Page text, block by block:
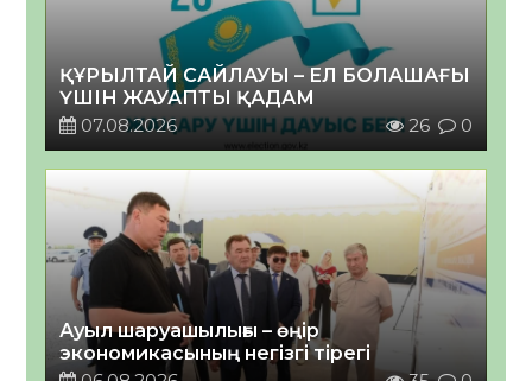
ҚҰРЫЛТАЙ САЙЛАУЫ – ЕЛ БОЛАШАҒЫ
ҮШІН ЖАУАПТЫ ҚАДАМ
07.08.2026
26 0
Ауыл шаруашылығы – өңір
экономикасының негізгі тірегі